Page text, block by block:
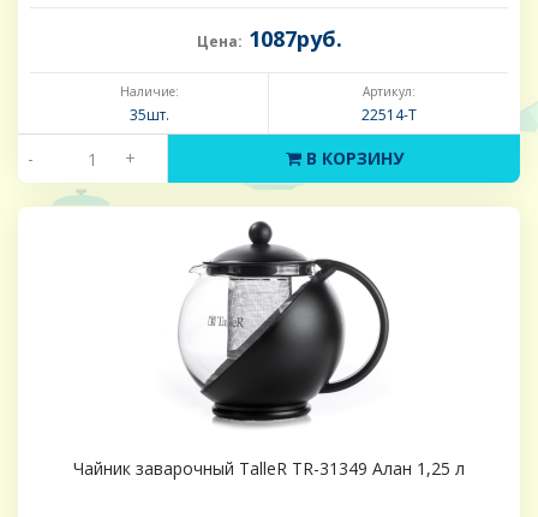
Цена: 1087руб.
Наличие:
35шт.
Артикул:
22514-Т
- + В КОРЗИНУ
Чайник заварочный TalleR TR-31349 Алан 1,25 л